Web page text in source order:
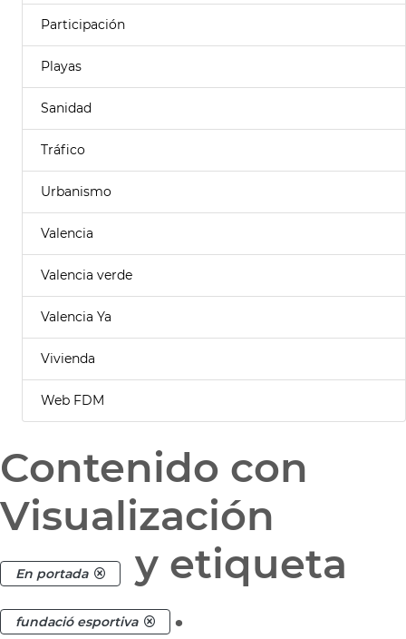
Participación
Playas
Sanidad
Tráfico
Urbanismo
Valencia
Valencia verde
Valencia Ya
Vivienda
Web FDM
Contenido con
Visualización
En portada y etiqueta
fundació esportiva .